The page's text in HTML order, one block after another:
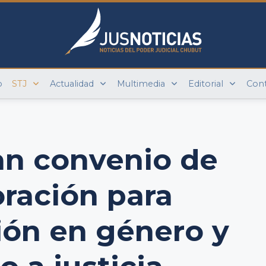
STJ Actualidad Multimedia Editorial
convenio de
para
en género y